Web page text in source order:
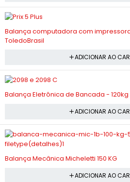
Balança computadora com
ToledoBrasil
ADICIONAR AO
Balança Eletrônica de Bancada -
ADICIONAR AO
Balança Mecânica Micheletti 150 KG
ADICIONAR AO